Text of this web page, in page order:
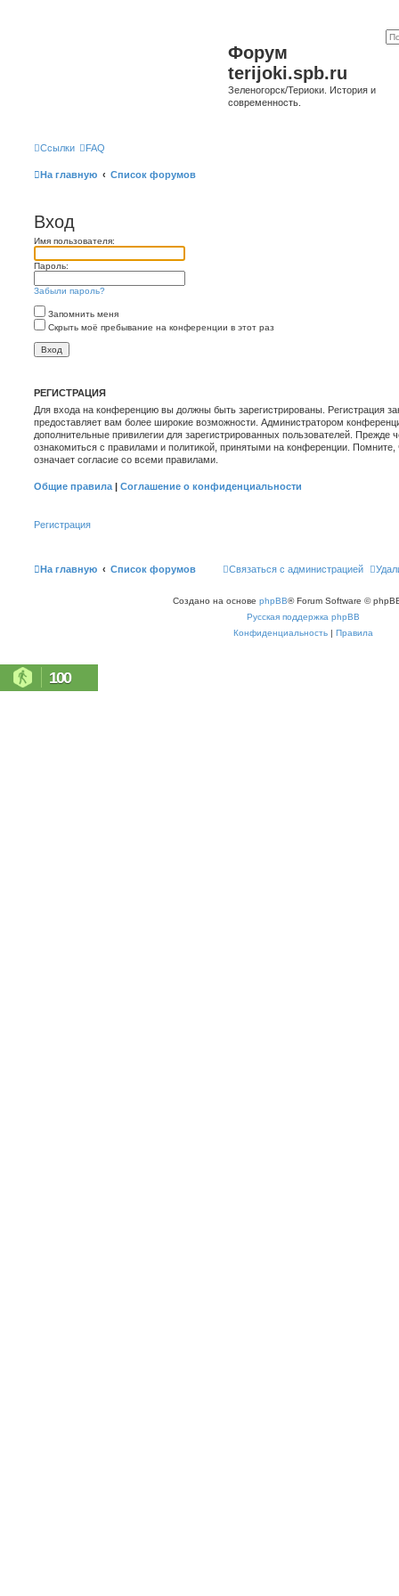
Форум
terijoki.spb.ru
Зеленогорск/Териоки. История и
современность.
Ссылки FAQ
На главную Список форумов
Вход
Имя пользователя:
Пароль:
Забыли пароль?
Запомнить меня
Скрыть моё пребывание на конференции в этот раз
РЕГИСТРАЦИЯ
Для входа на конференцию вы должны быть зарегистрированы. Регистрация
предоставляет вам более широкие возможности. Администратором
дополнительные привилегии для зарегистрированных пользователей. Прежде
ознакомиться с правилами и политикой, принятыми на конференции.
означает согласие со всеми правилами.
Общие правила | Соглашение о конфиденциальности
Регистрация
На главную Список форумов Связаться с администрацией
Создано на основе phpBB® Forum Software ©
Русская поддержка phpBB
Конфиденциальность | Правила
100